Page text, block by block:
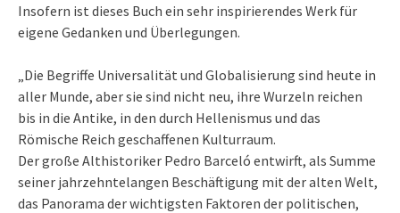
Insofern ist dieses Buch ein sehr inspirierendes Werk für
eigene Gedanken und Überlegungen.
„Die Begriffe Universalität und Globalisierung sind heute in
aller Munde, aber sie sind nicht neu, ihre Wurzeln reichen
bis in die Antike, in den durch Hellenismus und das
Römische Reich geschaffenen Kulturraum.
Der große Althistoriker Pedro Barceló entwirft, als Summe
seiner jahrzehntelangen Beschäftigung mit der alten Welt,
das Panorama der wichtigsten Faktoren der politischen,